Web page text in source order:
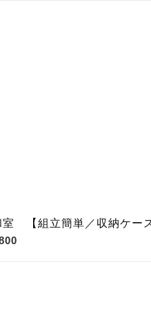
【組立簡単／収納ケー